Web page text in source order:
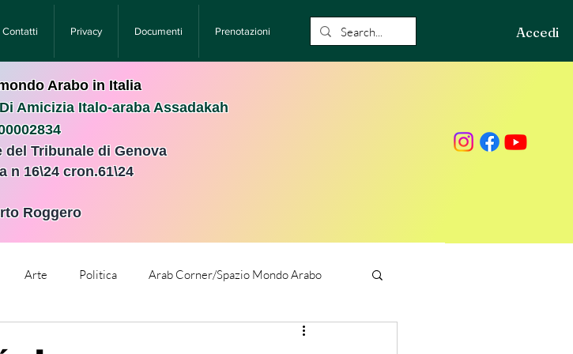
Contatti Privacy Documenti Prenotazioni Accedi
Arabo in Italia
Amicizia Italo-araba Assadakah
Tribunale di Genova
n 16\24 cron.61\24
Roggero
Arte Politica Arab Corner/Spazio Mondo Arabo